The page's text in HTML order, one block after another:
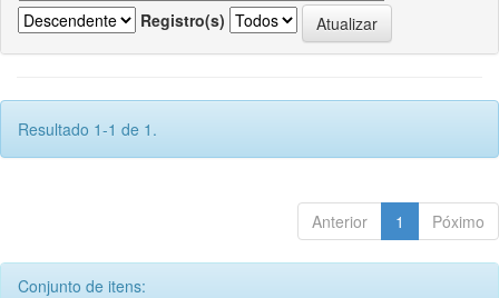
Registro(s)
Resultado 1-1 de 1.
Anterior 1 Póximo
Conjunto de itens: